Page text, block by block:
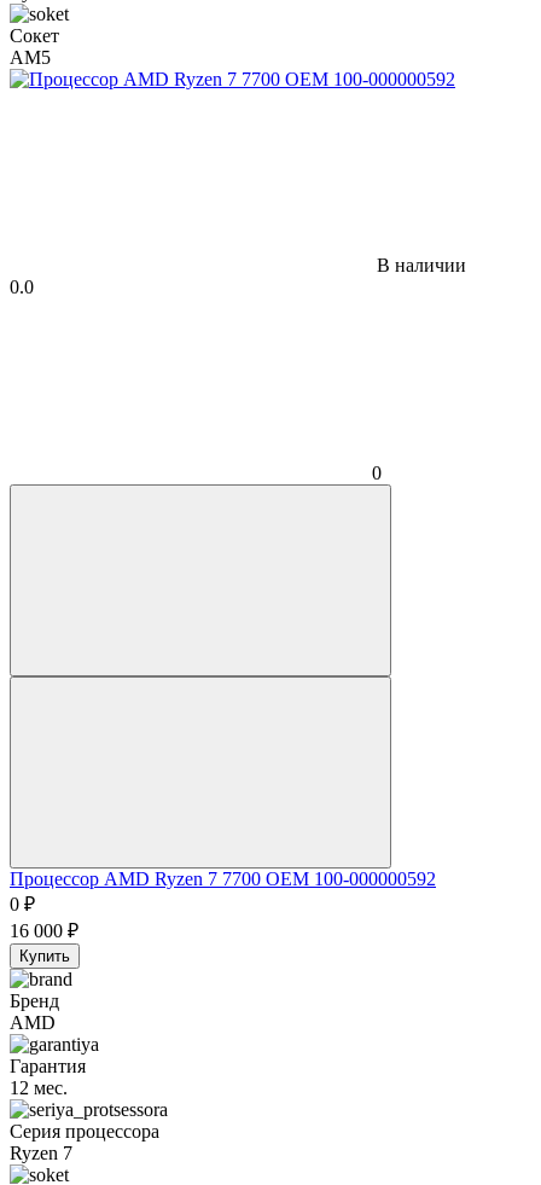
Сокет
AM5
В наличии
0.0
0
Процессор AMD Ryzen 7 7700 OEM 100-000000592
0 ₽
16 000 ₽
Купить
Бренд
AMD
Гарантия
12 мес.
Серия процессора
Ryzen 7